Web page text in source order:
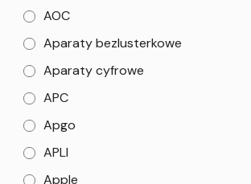
AOC
Aparaty bezlusterkowe
Aparaty cyfrowe
APC
Apgo
APLI
Apple